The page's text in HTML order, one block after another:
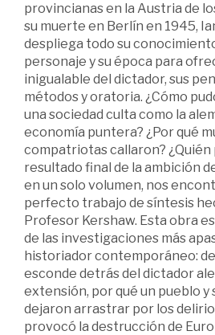
provincianas en la Austria de
su muerte en Berlín en 1945,
despliega todo su
personaje y su época para
inigualable del dictador, sus
métodos y oratoria. ¿Cómo
una sociedad culta como la
economía puntera? ¿Por qué
compatriotas callaron? ¿Quién
resultado final de la ambición
en un solo volumen, nos
perfecto trabajo de síntesis
Profesor Kershaw. Esta obra
de las investigaciones más
historiador contemporáneo:
esconde detrás del dictador
extensión, por qué un pueblo y
dejaron arrastrar por los
provocó la destrucción de